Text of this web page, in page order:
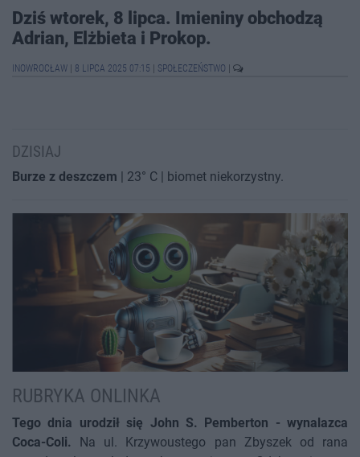
Dziś wtorek, 8 lipca. Imieniny obchodzą
Adrian, Elżbieta i Prokop.
INOWROCŁAW 8 LIPCA 2025 07:15 SPOŁECZEŃSTWO
DZISIAJ
Burze z deszczem | 23° C | biomet niekorzystny.
RUBRYKA ONLINKA
Tego dnia urodził się John S. Pemberton - wynalazca
Coca-Coli. Na ul. Krzywoustego pan Zbyszek od rana